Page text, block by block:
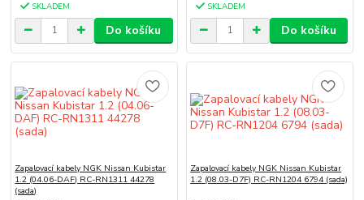
SKLADEM
Do košíku
SKLADEM
Do košíku
Zapalovací kabely NGK Nissan Kubistar
1.2 (04.06-DAF) RC-RN1311 44278
(sada)
Zapalovací kabely NGK Nissan Kubistar
1.2 (08.03-D7F) RC-RN1204 6794 (sada)